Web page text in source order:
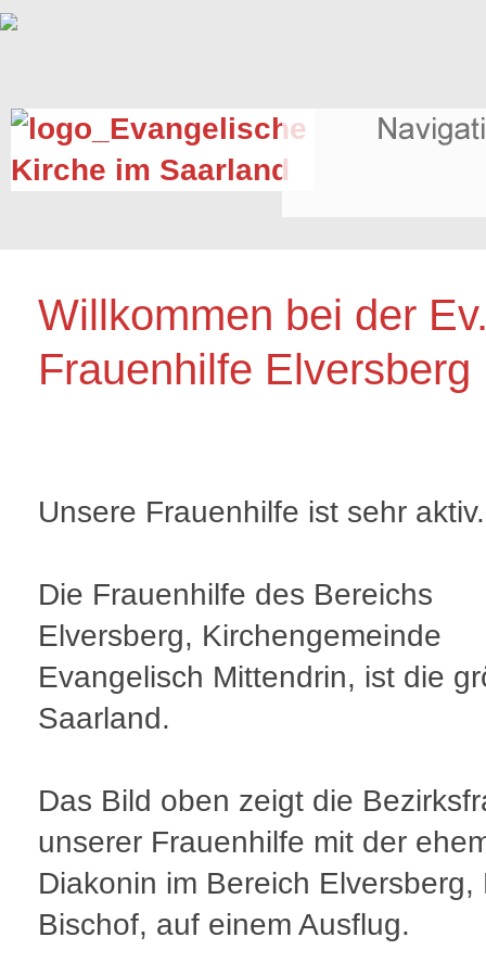
Willkommen bei der
Frauenhilfe Elversberg
Unsere Frauenhilfe ist sehr
Die Frauenhilfe des Bereichs
Elversberg, Kirchengemeinde
Evangelisch Mittendrin, ist die
Saarland.
Das Bild oben zeigt die
unserer Frauenhilfe mit der
Diakonin im Bereich Elversberg,
Bischof, auf einem Ausflug.